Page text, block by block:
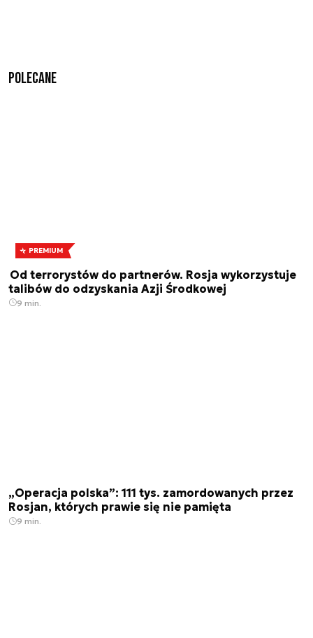
Polecane
PREMIUM
Od terrorystów do partnerów. Rosja wykorzystuje
talibów do odzyskania Azji Środkowej
9 min.
„Operacja polska”: 111 tys. zamordowanych przez
Rosjan, których prawie się nie pamięta
9 min.